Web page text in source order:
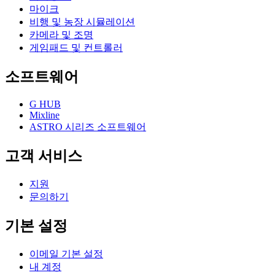
마이크
비행 및 농장 시뮬레이션
카메라 및 조명
게임패드 및 컨트롤러
소프트웨어
G HUB
Mixline
ASTRO 시리즈 소프트웨어
고객 서비스
지원
문의하기
기본 설정
이메일 기본 설정
내 계정